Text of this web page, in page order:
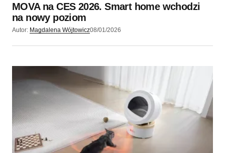
MOVA na CES 2026. Smart home wchodzi
na nowy poziom
Autor: Magdalena Wójtowicz08/01/2026